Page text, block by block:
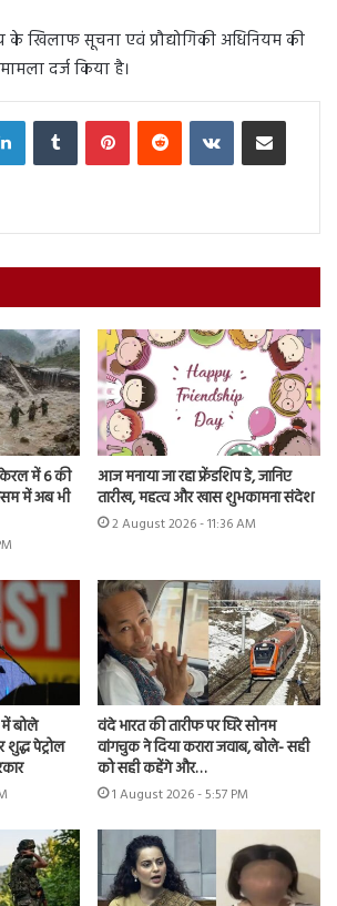
खिलाफ सूचना एवं प्रौद्योगिकी अधिनियम की
दर्ज किया है।
LinkedInTumblr PinterestReddit VKontakteShare via Email
में 6 की
में अब भी
आज मनाया जा रहा फ्रेंडशिप डे, जानिए
तारीख, महत्व और खास शुभकामना संदेश
2 August 2026 - 11:36 AM
बोले
पेट्रोल
वंदे भारत की तारीफ पर घिरे सोनम
वांगचुक ने दिया करारा जवाब, बोले- सही
को सही कहेंगे और…
1 August 2026 - 5:57 PM